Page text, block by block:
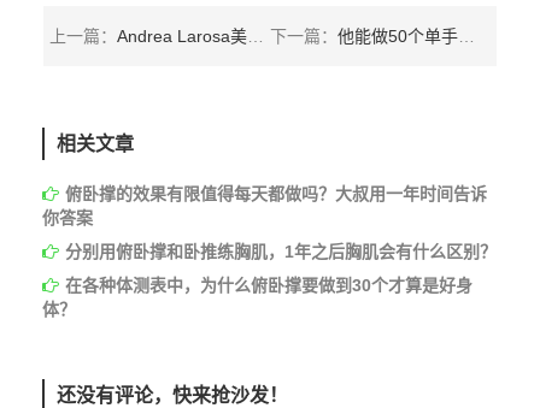
上一篇： Andrea Larosa美如画的俄式挺身和双力臂，不愧是意大利街健王者 下一篇： 他能做50个单手俯卧撑和8个单指引体向上，连Simonster都是他的粉丝！
相关文章
俯卧撑的效果有限值得每天都做吗？大叔用一年时间告诉
你答案
分别用俯卧撑和卧推练胸肌，1年之后胸肌会有什么区别？
在各种体测表中，为什么俯卧撑要做到30个才算是好身
体？
还没有评论，快来抢沙发！